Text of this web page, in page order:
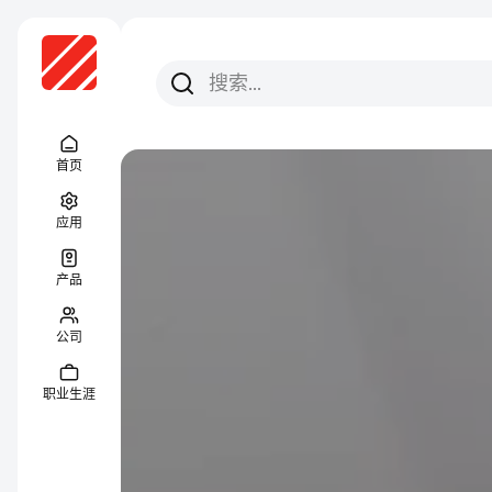
首页
应用
产品
公司
职业生涯
搜索
搜索